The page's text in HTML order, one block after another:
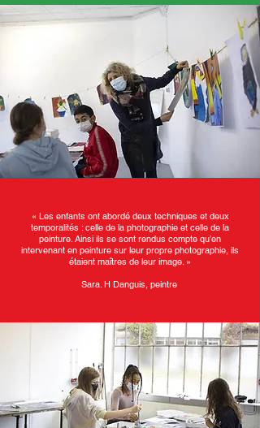
« Les enfants ont abordé deux techniques et deux
temporalités : celle de la photographie et celle de la
peinture. Ainsi ils se sont rendus compte qu’en
intervenant en peinture sur leur propre photographie, ils
étaient maîtres de leur image. »
Sara. H Danguis, peintre